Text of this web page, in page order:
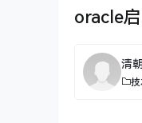
oracle
清